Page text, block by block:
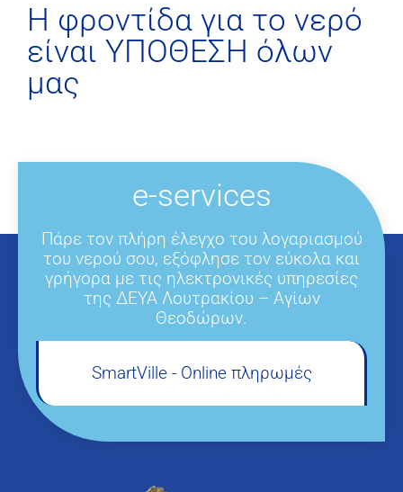
H φροντίδα για το νερό
είναι ΥΠΟΘΕΣΗ όλων
μας
e-services
Πάρε τον πλήρη έλεγχο του λογαριασμού
του νερού σου, εξόφλησε τον εύκολα και
γρήγορα με τις ηλεκτρονικές υπηρεσίες
της ΔΕΥΑ Λουτρακίου – Αγίων
Θεοδώρων.
SmartVille - Online πληρωμές